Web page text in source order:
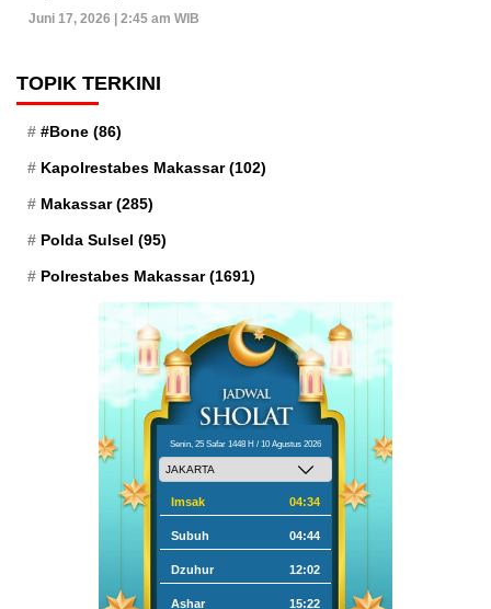
Juni 17, 2026 | 2:45 am WIB
TOPIK TERKINI
#Bone (86)
Kapolrestabes Makassar(102)
Makassar(285)
Polda Sulsel (95)
Polrestabes Makassar(1691)
Senin, 25 Safar 1448 H / 10 Agustus 2026
Imsak 04:34
Subuh 04:44
Dzuhur 12:02
Ashar 15:22